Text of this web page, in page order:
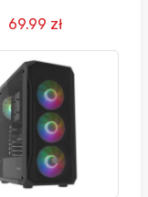
69.99 zł